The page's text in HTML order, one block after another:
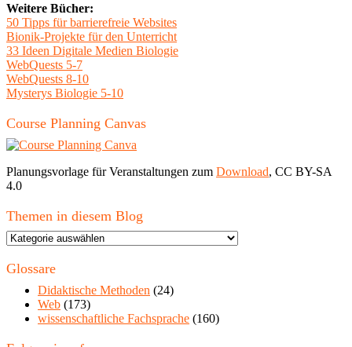
Weitere Bücher:
50 Tipps für barrierefreie Websites
Bionik-Projekte für den Unterricht
33 Ideen Digitale Medien Biologie
WebQuests 5-7
WebQuests 8-10
Mysterys Biologie 5-10
Course Planning Canvas
Planungsvorlage für Veranstaltungen zum Download, CC BY-SA
4.0
Themen in diesem Blog
Themen
diesem
Glossare
Didaktische Methoden (24)
Web (173)
wissenschaftliche Fachsprache (160)